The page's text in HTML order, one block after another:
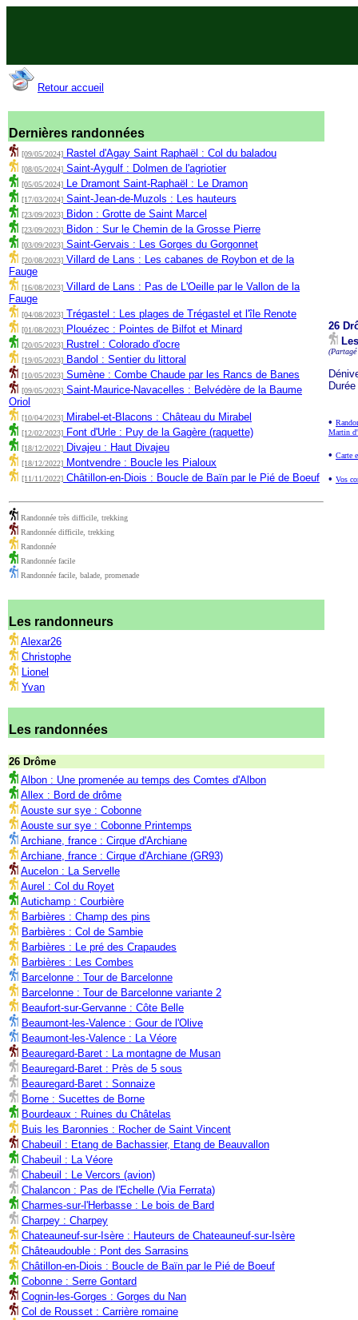
Retour accueil
Dernières randonnées
[09/05/2024] Rastel d'Agay Saint Raphaël : Col du baladou
[08/05/2024] Saint-Aygulf : Dolmen de l'agriotier
[05/05/2024] Le Dramont Saint-Raphaël : Le Dramon
[17/03/2024] Saint-Jean-de-Muzols : Les hauteurs
[23/09/2023] Bidon : Grotte de Saint Marcel
[23/09/2023] Bidon : Sur le Chemin de la Grosse Pierre
[03/09/2023] Saint-Gervais : Les Gorges du Gorgonnet
[20/08/2023] Villard de Lans : Les cabanes de Roybon et de la
Fauge
[16/08/2023] Villard de Lans : Pas de L'Oeille par le Vallon de la
Fauge
[04/08/2023] Trégastel : Les plages de Trégastel et l'île Renote
[01/08/2023] Plouézec : Pointes de Bilfot et Minard
[20/05/2023] Rustrel : Colorado d'ocre
[19/05/2023] Bandol : Sentier du littoral
[10/05/2023] Sumène : Combe Chaude par les Rancs de Banes
[09/05/2023] Saint-Maurice-Navacelles : Belvédère de la Baume
Oriol
[10/04/2023] Mirabel-et-Blacons : Château du Mirabel
[12/02/2023] Font d'Urle : Puy de la Gagère (raquette)
[18/12/2022] Divajeu : Haut Divajeu
[18/12/2022] Montvendre : Boucle les Pialoux
[11/11/2022] Châtillon-en-Diois : Boucle de Baïn par le Pié de Boeuf
Randonnée très difficile, trekking
Randonnée difficile, trekking
Randonnée
Randonnée facile
Randonnée facile, balade, promenade
Les randonneurs
Alexar26
Christophe
Lionel
Yvan
Les randonnées
26 Drôme
Albon : Une promenée au temps des Comtes d'Albon
Allex : Bord de drôme
Aouste sur sye : Cobonne
Aouste sur sye : Cobonne Printemps
Archiane, france : Cirque d'Archiane
Archiane, france : Cirque d'Archiane (GR93)
Aucelon : La Servelle
Aurel : Col du Royet
Autichamp : Courbière
Barbières : Champ des pins
Barbières : Col de Sambie
Barbières : Le pré des Crapaudes
Barbières : Les Combes
Barcelonne : Tour de Barcelonne
Barcelonne : Tour de Barcelonne variante 2
Beaufort-sur-Gervanne : Côte Belle
Beaumont-les-Valence : Gour de l'Olive
Beaumont-les-Valence : La Véore
Beauregard-Baret : La montagne de Musan
Beauregard-Baret : Près de 5 sous
Beauregard-Baret : Sonnaize
Borne : Sucettes de Borne
Bourdeaux : Ruines du Châtelas
Buis les Baronnies : Rocher de Saint Vincent
Chabeuil : Etang de Bachassier, Etang de Beauvallon
Chabeuil : La Véore
Chabeuil : Le Vercors (avion)
Chalancon : Pas de l'Echelle (Via Ferrata)
Charmes-sur-l'Herbasse : Le bois de Bard
Charpey : Charpey
Chateauneuf-sur-Isère : Hauteurs de Chateauneuf-sur-Isère
Châteaudouble : Pont des Sarrasins
Châtillon-en-Diois : Boucle de Baïn par le Pié de Boeuf
Cobonne : Serre Gontard
Cognin-les-Gorges : Gorges du Nan
Col de Rousset : Carrière romaine
26
•
Martin
• Carte
• Vos